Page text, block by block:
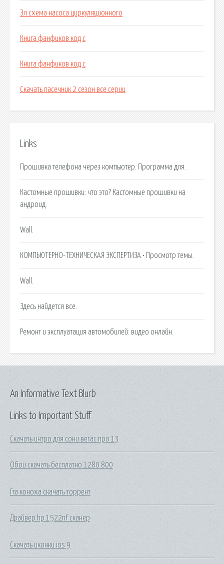
Эл схема насоса циркуляционного
Книга фанфиков код с
Книга фанфиков код с
Скачать пасечник 2 сезон все серии
Links
Прошивка телефона через компьютер. Программа для.
Кастомные прошивки: что это? Кастомные прошивки на
андроид.
Wall.
КОМПЬЮТЕРНО-ТЕХНИЧЕСКАЯ ЭКСПЕРТИЗА • Просмотр темы.
Wall.
Здесь найдется все.
Ремонт и эксплуатация автомобилей: видео онлайн.
Links to Important Stuff
Скачать интро для сони вегас про 13
Обои скачать бесплатно 1280 800
Гта коноха скачать торрент
Драйвер hp 1522nf сканер
Скачать иконки ios 9
An Informative Text Blurb